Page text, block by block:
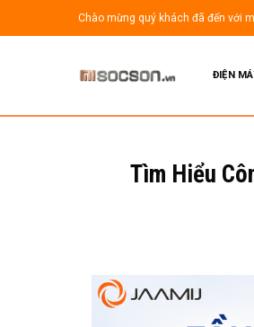
qua
Chào mừng quý khách đã đến với
ĐIỆN
Tìm Hiểu